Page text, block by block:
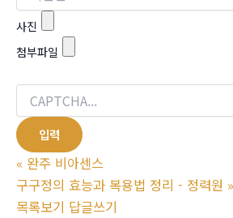
사진
첨부파일
« 완주 비아센스
구구정의 효능과 복용법 정리 - 정력원 »
목록보기 답글쓰기